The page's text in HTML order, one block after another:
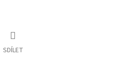
SDÍLET